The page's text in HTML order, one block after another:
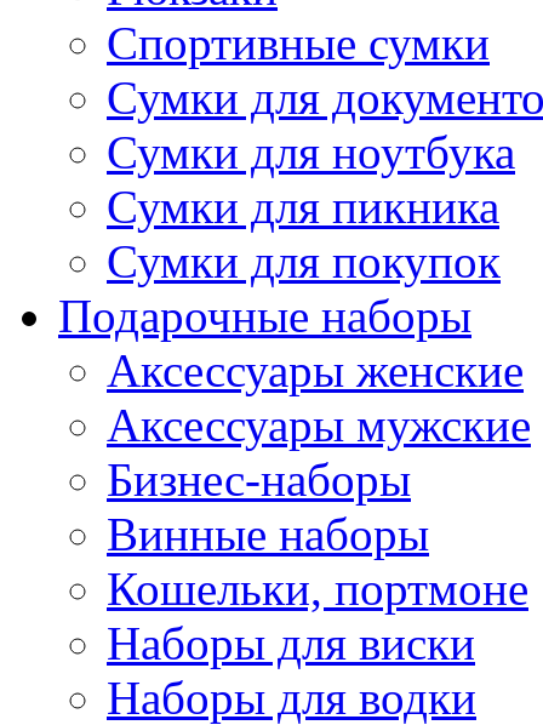
Спортивные сумки
Сумки для
Сумки для ноутбука
Сумки для пикника
Сумки для покупок
Подарочные наборы
Аксессуары женские
Аксессуары мужские
Бизнес-наборы
Винные наборы
Кошельки, портмоне
Наборы для виски
Наборы для водки